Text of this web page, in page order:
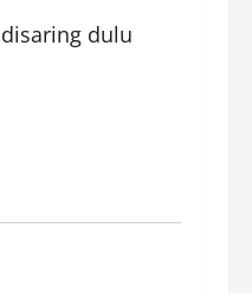
dulu